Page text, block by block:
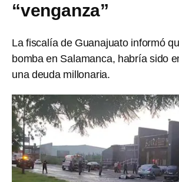
“venganza”
La fiscalía de Guanajuato informó
bomba en Salamanca, habría sido
una deuda millonaria.